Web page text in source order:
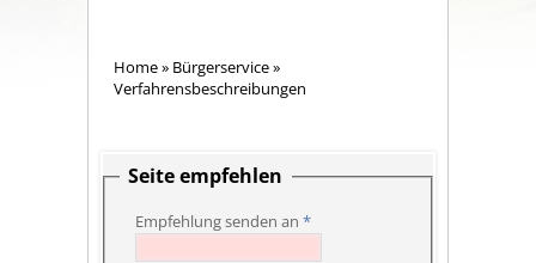
Home» Bürgerservice»
Verfahrensbeschreibungen
Seite empfehlen
Empfehlung senden an *